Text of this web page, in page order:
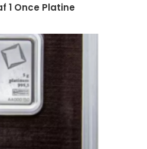
1 Once Platine